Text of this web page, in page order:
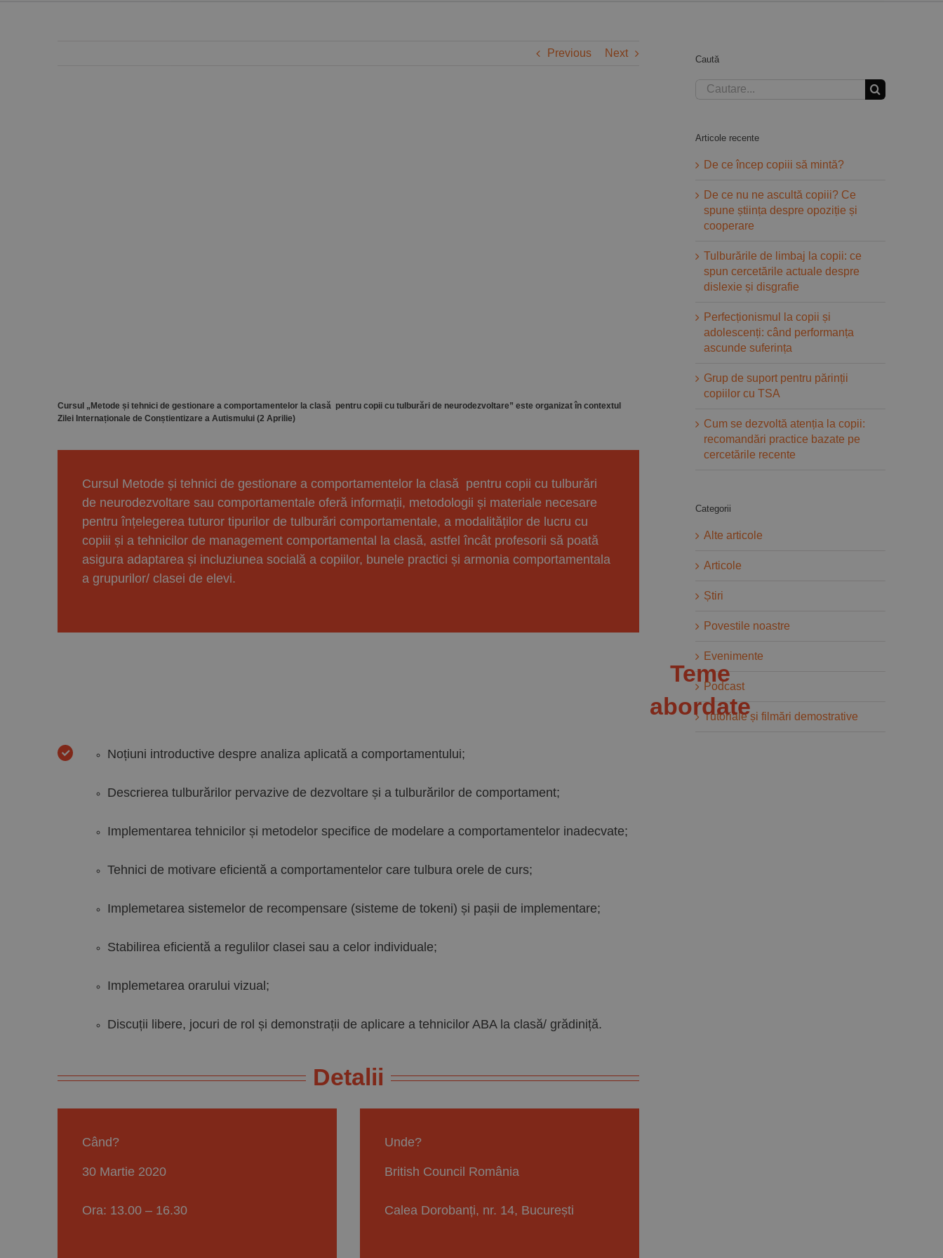
Previous Next
Cursul „Metode și tehnici de gestionare a comportamentelor la clasă pentru copii cu tulburări de neurodezvoltare” este organizat în contextul
Zilei Internaționale de Conștientizare a Autismului (2 Aprilie)
Cursul Metode și tehnici de gestionare a comportamentelor la clasă pentru copii cu tulburări
de neurodezvoltare sau comportamentale oferă informații, metodologii și materiale necesare
pentru înțelegerea tuturor tipurilor de tulburări comportamentale, a modalităților de lucru cu
copiii și a tehnicilor de management comportamental la clasă, astfel încât profesorii să poată
asigura adaptarea și incluziunea socială a copiilor, bunele practici și armonia comportamentala
a grupurilor/ clasei de elevi.
Teme
abordate
Noțiuni introductive despre analiza aplicată a comportamentului;
Descrierea tulburărilor pervazive de dezvoltare și a tulburărilor de comportament;
Implementarea tehnicilor și metodelor specifice de modelare a comportamentelor inadecvate;
Tehnici de motivare eficientă a comportamentelor care tulbura orele de curs;
Implemetarea sistemelor de recompensare (sisteme de tokeni) și pașii de implementare;
Stabilirea eficientă a regulilor clasei sau a celor individuale;
Implemetarea orarului vizual;
Discuții libere, jocuri de rol și demonstrații de aplicare a tehnicilor ABA la clasă/ grădiniță.
Detalii
Când?
30 Martie 2020
Ora: 13.00 – 16.30
Unde?
British Council România
Calea Dorobanți, nr. 14, București
Caută
Cautare...
Articole recente
De ce încep copiii să mintă?
De ce nu ne ascultă copiii? Ce
spune știința despre opoziție și
cooperare
Tulburările de limbaj la copii: ce
spun cercetările actuale despre
dislexie și disgrafie
Perfecționismul la copii și
adolescenți: când performanța
ascunde suferința
Grup de suport pentru părinții
copiilor cu TSA
Cum se dezvoltă atenția la copii:
recomandări practice bazate pe
cercetările recente
Categorii
Alte articole
Articole
Știri
Povestile noastre
Evenimente
Podcast
Tutoriale și filmări demostrative